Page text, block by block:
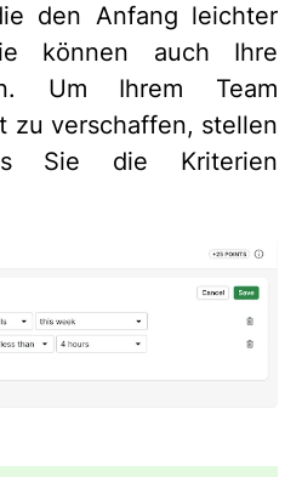
den Anfang leichter
können auch Ihre
Um Ihrem Team
zu verschaffen, stellen
Sie die Kriterien